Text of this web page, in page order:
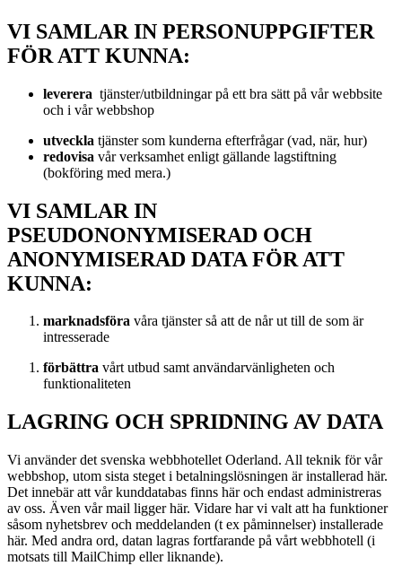
VI SAMLAR IN PERSONUPPGIFTER
FÖR ATT KUNNA:
leverera tjänster/utbildningar på ett bra sätt på vår webbsite
och i vår webbshop
utveckla tjänster som kunderna efterfrågar (vad, när, hur)
redovisa vår verksamhet enligt gällande lagstiftning
(bokföring med mera.)
VI SAMLAR IN
PSEUDONONYMISERAD OCH
ANONYMISERAD DATA FÖR ATT
KUNNA:
marknadsföra våra tjänster så att de når ut till de som är
intresserade
förbättra vårt utbud samt användarvänligheten och
funktionaliteten
LAGRING OCH SPRIDNING AV DATA
Vi använder det svenska webbhotellet Oderland. All teknik för vår
webbshop, utom sista steget i betalningslösningen är installerad här.
Det innebär att vår kunddatabas finns här och endast administreras
av oss. Även vår mail ligger här. Vidare har vi valt att ha funktioner
såsom nyhetsbrev och meddelanden (t ex påminnelser) installerade
här. Med andra ord, datan lagras fortfarande på vårt webbhotell (i
motsats till MailChimp eller liknande).